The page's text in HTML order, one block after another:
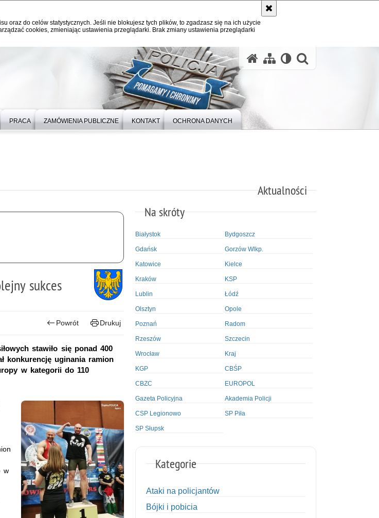
oraz do celów statystycznych. Jeśli nie blokujesz tych plików, to zgadzasz się na ich użycie
cookies, zmieniając ustawienia przeglądarki. Brak zmiany ustawienia przeglądarki
PRACA ZAMÓWIENIA PUBLICZNE KONTAKT OCHRONA DANYCH
Aktualności
sukces
Powrót Drukuj
stawiło się ponad 400
konkurencję uginania ramion
w kategorii do 110
w
Na skróty
Białystok Bydgoszcz
Gdańsk Gorzów Wlkp.
Katowice Kielce
Kraków KSP
Lublin Łódź
Olsztyn Opole
Poznań Radom
Rzeszów Szczecin
Wrocław Kraj
KGP CBŚP
CBZC EUROPOL
Gazeta Policyjna Akademia Policji
CSP Legionowo SP Piła
SP Słupsk
Kategorie
Ataki na policjantów
Bójki i pobicia